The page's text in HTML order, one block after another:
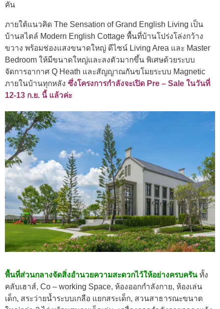
คัน
ภายใต้แนวคิด The Sensation of Grand English Living เป็น
บ้านสไตล์ Modern English Cottage พื้นที่บ้านโปร่งโล่งกว้าง
ขวาง พร้อมช่องแสงขนาดใหญ่ ดีไซน์ Living Area และ Master
Bedroom ให้มีขนาดใหญ่และลงตัวมากขึ้น พิเศษด้วยระบบ
จัดการอากาศ Q Heath และสัญญาณกันขโมยระบบ Magnetic
ภายในบ้านทุกหลัง ซึ่งโครงการกำลังจะเปิด Pre – Sale ในวันที่
12-13 ก.ย. นี้ แล้วค่ะ
พื้นที่ส่วนกลางจัดสิ่งอำนวยความสะดวกไว้ให้อย่างครบครัน ทั้ง
คลับเฮาส์, Co – working Space, ห้องออกกำลังกาย, ห้องเล่น
เด็ก, สระว่ายน้ำระบบเกลือ แยกสระเด็ก, สวนสาธารณะขนาด